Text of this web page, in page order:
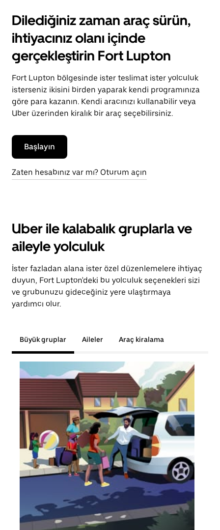
Dilediğiniz zaman araç sürün,
ihtiyacınız olanı içinde
gerçekleştirin Fort Lupton
Fort Lupton bölgesinde ister teslimat ister yolculuk
isterseniz ikisini birden yaparak kendi programınıza
göre para kazanın. Kendi aracınızı kullanabilir veya
Uber üzerinden kiralık bir araç seçebilirsiniz.
Başlayın
Zaten hesabınız var mı? Oturum açın
Uber ile kalabalık gruplarla ve
aileyle yolculuk
İster fazladan alana ister özel düzenlemelere ihtiyaç
duyun, Fort Lupton'deki bu yolculuk seçenekleri sizi
ve grubunuzu gideceğiniz yere ulaştırmaya
yardımcı olur.
Büyük gruplar Aileler Araç kiralama